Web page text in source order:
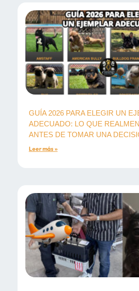
GUÍA 2026 PARA ELEGIR UN
ADECUADO: LO QUE
ANTES DE TOMAR UNA
Leer más »